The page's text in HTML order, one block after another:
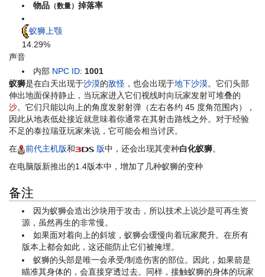
物品 （数量）掉落率
蚁狮上颚
14.29%
声音
内部 NPC ID: 1001
蚁狮是在白天出现于沙漠的敌怪 ，也会出现于地下沙漠。它们头部
伸出地面保持静止，当玩家进入它们视线时向玩家发射可堆叠的
沙。它们只能以向上的角度发射射弹（左右各约 45 度角范围内），
因此从地表低处接近就意味着你通常在其射击路线之外。对于经验
不足的泰拉瑞亚玩家来说，它可能会相当讨厌。
在
前代主机版和 版中，还会出现其变种白化蚁狮。
在电脑版新推出的1.4版本中，增加了几种蚁狮的变种
备注
因为蚁狮会造出沙块用于攻击，所以技术上说沙是可再生资
源，虽然再生的非常慢。
如果面对着向上的斜坡，蚁狮会缓慢向着玩家爬升。在所有
版本上都会如此，这还能防止它们被掩埋。
蚁狮的头部是唯一会承受/制造伤害的部位。因此，如果箭是
瞄准其身体的，会直接穿透过去。同样，接触蚁狮的身体的玩家